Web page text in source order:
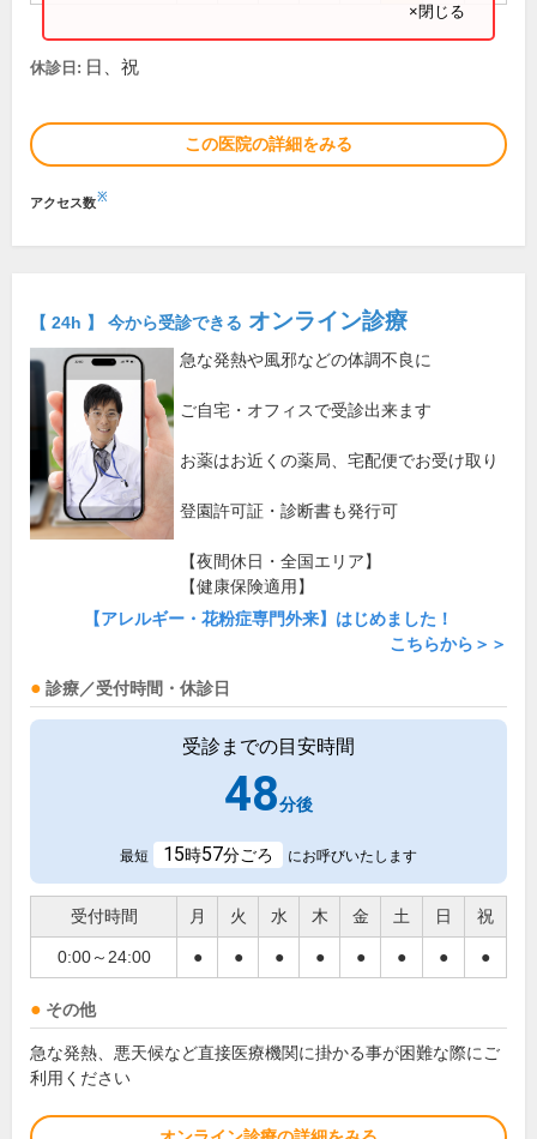
×閉じる
休診日: 日、祝
この医院の詳細をみる
アクセス数※
【 24h 】 今から受診できる オンライン診療
急な発熱や風邪などの体調不良に
ご自宅・オフィスで受診出来ます
お薬はお近くの薬局、宅配便でお受け取り
登園許可証・診断書も発行可
【夜間休日・全国エリア】
【健康保険適用】
【アレルギー・花粉症専門外来】はじめました！
こちらから＞＞
診療／受付時間・休診日
受診までの目安時間
48分後
最短 15時57分ごろ にお呼びいたします
受付時間 月 火 水 木 金 土 日 祝
0:00～24:00 ● ● ● ● ● ● ● ●
その他
急な発熱、悪天候など直接医療機関に掛かる事が困難な際にご
利用ください